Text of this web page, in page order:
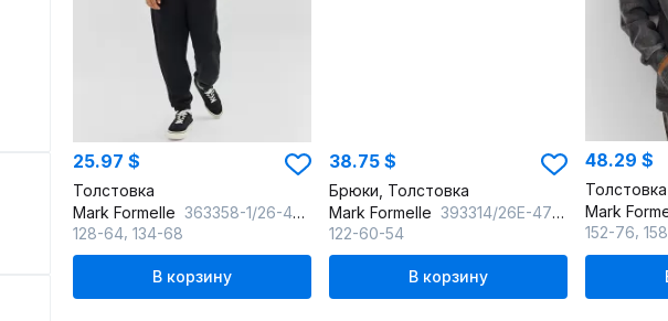
25.97 $
Толстовка
Mark Formelle 363358-1/26-40661П-2 неви_печать_1_сл_на_ЛВ_дет_пер_1_сл_на_ПР_дет_пер
128-64 134-68
В корзину
38.75 $
Брюки, Толстовка
Mark Formelle 393314/26Е-47256Ц-7П неви
122-60-54
В корзину
48.29 $
Толстовка
Mark
152-76